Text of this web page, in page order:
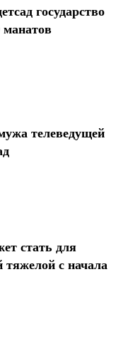
государство
манатов
телеведущей
стать для
тяжелой с начала